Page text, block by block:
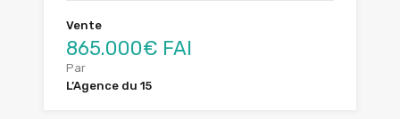
Vente
865.000€ FAI
Par
L’Agence du 15